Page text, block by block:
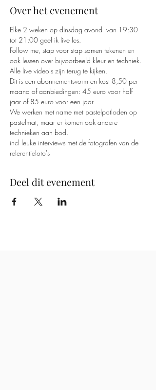
Over het evenement
Elke 2 weken op dinsdag avond  van 19:30
tot 21:00 geef ik live les.
Follow me, stap voor stap samen tekenen en
ook lessen over bijvoorbeeld kleur en techniek.
Alle live video's zijn terug te kijken.
Dit is een abonnementsvorm en kost 8,50 per
maand of aanbiedingen: 45 euro voor half
jaar of 85 euro voor een jaar
We werken met name met pastelpotloden op
pastelmat, maar er komen ook andere
technieken aan bod.
incl leuke interviews met de fotografen van de
referentiefoto's
Deel dit evenement